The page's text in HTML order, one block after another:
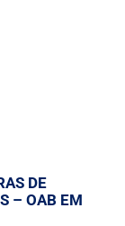
DE
– OAB EM